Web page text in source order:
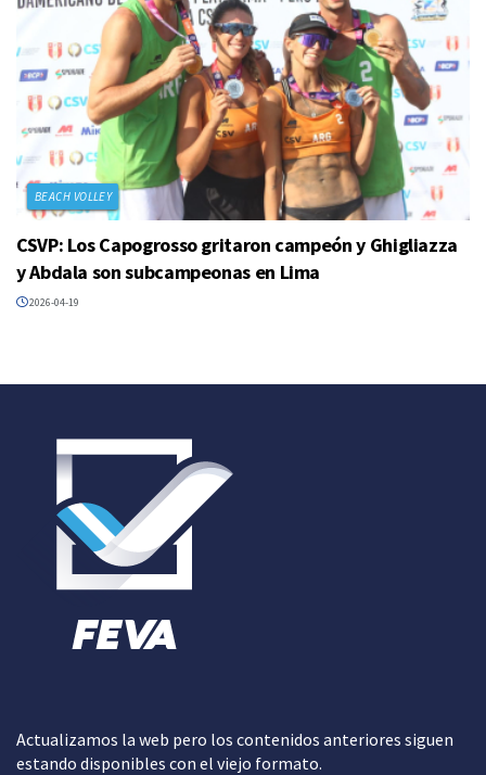
BEACH VOLLEY
CSVP: Los Capogrosso gritaron campeón y Ghigliazza
y Abdala son subcampeonas en Lima
2026-04-19
Actualizamos la web pero los contenidos anteriores siguen
estando disponibles con el viejo formato.